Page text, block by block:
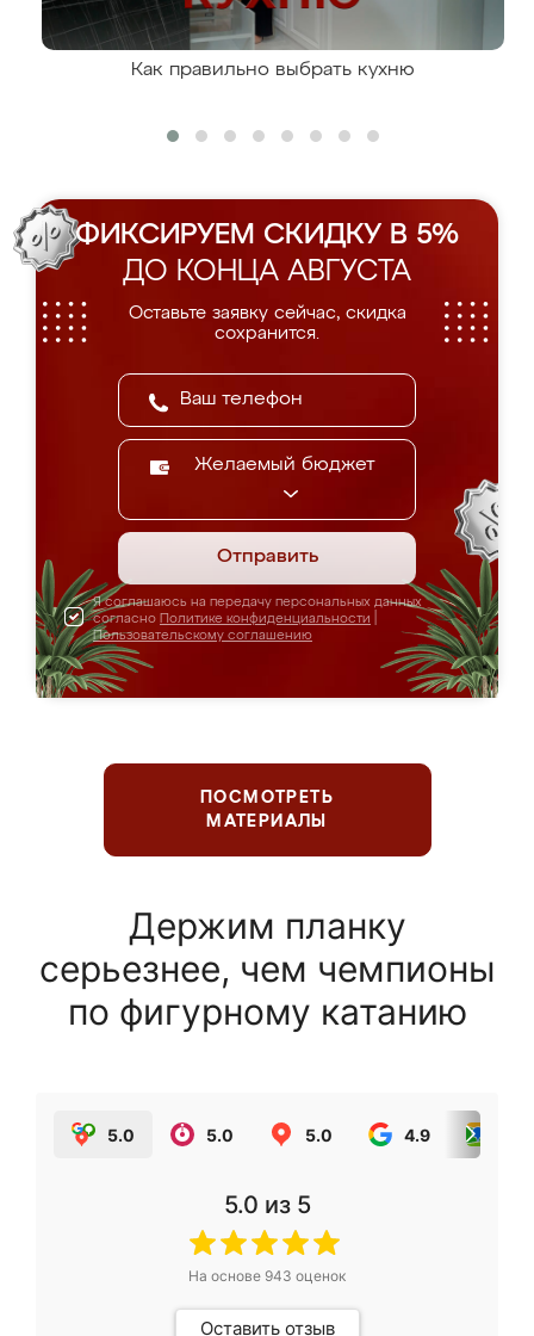
Как правильно выбрать кухню
ФИКСИРУЕМ СКИДКУ В 5%
ДО КОНЦА АВГУСТА
Оставьте заявку сейчас, скидка
сохранится.
Желаемый бюджет
Отправить
Я соглашаюсь на передачу персональных данных
согласно Политике конфиденциальности
Пользовательскому соглашению
ПОСМОТРЕТЬ
МАТЕРИАЛЫ
Держим планку
серьезнее, чем чемпионы
по фигурному катанию
5.0 5.0 5.0 4.9
5.0 из 5
На основе 943 оценок
Оставить отзыв